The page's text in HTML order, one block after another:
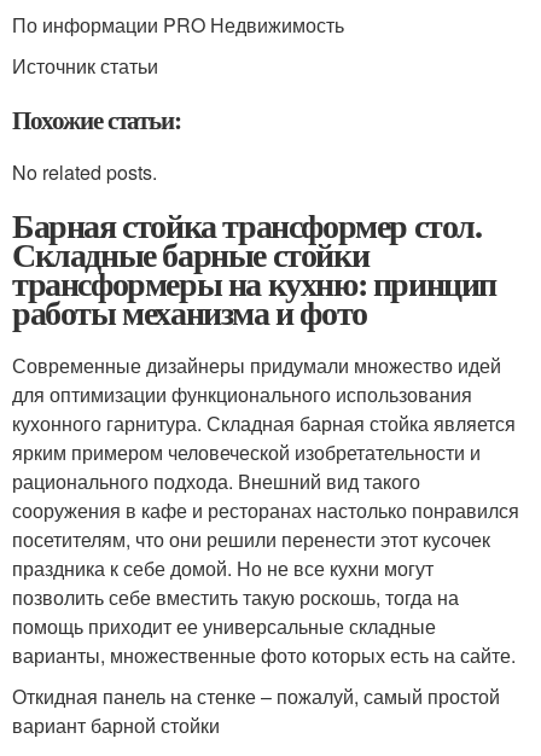
По информации PRO Недвижимость
Источник статьи
Похожие статьи:
No related posts.
Барная стойка трансформер стол.
Складные барные стойки
трансформеры на кухню: принцип
работы механизма и фото
Современные дизайнеры придумали множество идей
для оптимизации функционального использования
кухонного гарнитура. Складная барная стойка является
ярким примером человеческой изобретательности и
рационального подхода. Внешний вид такого
сооружения в кафе и ресторанах настолько понравился
посетителям, что они решили перенести этот кусочек
праздника к себе домой. Но не все кухни могут
позволить себе вместить такую роскошь, тогда на
помощь приходит ее универсальные складные
варианты, множественные фото которых есть на сайте.
Откидная панель на стенке – пожалуй, самый простой
вариант барной стойки